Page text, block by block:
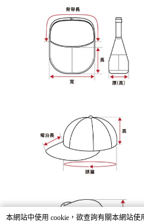
本網站中使用 cookie，欲查詢有關本網站使